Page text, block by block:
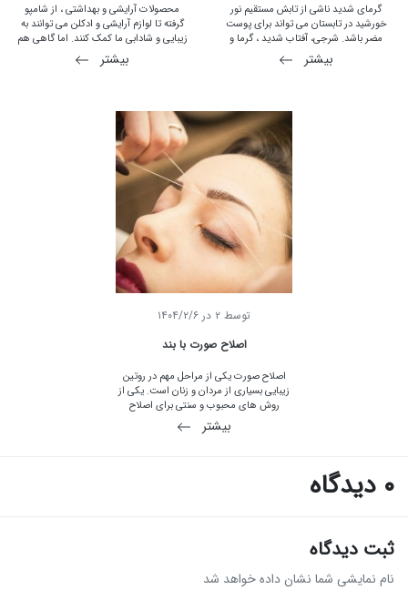
گرمای شدید ناشی از تابش مستقیم نور
خورشید در تابستان می تواند برای پوست
مضر باشد. شرجی، آفتاب شدید ، گرما و
رطوبت در تابستان همگی دست به دست هم
داده و باعث پدید آمدن بسیاری از مشکلات
خورشید است و مراقبت از پوست در برابر این
عامل و سایر عوامل محیطی آزار دهنده
پوست، می تواند نقش مهمی در نگهداری از
پوست داشته باشد.پس برای داشتن پوستی
سالم و مراقبت کامل از آن در تابستان با ما در
ورگل همراه باشید.
بیشتر
محصولات آرایشی و بهداشتی ، از شامپو
گرفته تا لوازم آرایشی و ادکلن می توانند به
زیبایی و شادابی ما کمک کنند. اما گاهی هم
می توانند باعث تحریک پوست یا واکنش
مقاله علت حساسیت به لوازم آرایشی را مورد
بررسی قرار خواهیم داد.
بیشتر
توسط 2 در ۱۴۰۴/۲/۶
اصلاح صورت با بند
اصلاح صورت یکی از مراحل مهم در روتین
زیبایی بسیاری از مردان و زنان است. یکی از
روش های محبوب و سنتی برای اصلاح
صورت، استفاده از بند است. این روش نه تنها
کارآمد بلکه دارای مزایای خاصی نیز می باشد.
بیشتر
0 دیدگاه
ثبت دیدگاه
نام نمایشی شما نشان داده خواهد شد